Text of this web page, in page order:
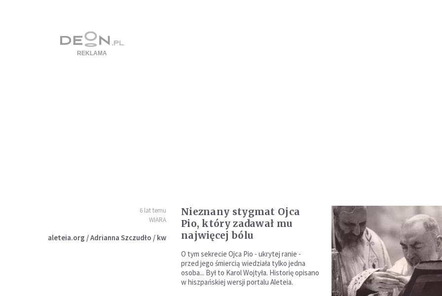
6 lat temu
WIARA
aleteia.org / Adrianna Szczudło / kw
Nieznany stygmat Ojca
Pio, który zadawał mu
najwięcej bólu
O tym sekrecie Ojca Pio - ukrytej ranie -
przed jego śmiercią wiedziała tylko jedna
osoba... Był to Karol Wojtyła. Historię opisano
w hiszpańskiej wersji portalu Aleteia.